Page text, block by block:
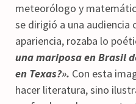
meteorólogo y
se dirigió a una audiencia
apariencia, rozaba lo
una mariposa en Brasil
en Texas?». Con esta
hacer literatura, sino